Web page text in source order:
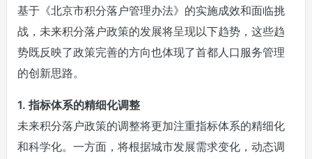
基于《北京市积分落户管理办法》的实施成效和面临挑
战，未来积分落户政策的发展将呈现以下趋势，这些趋
势既反映了政策完善的方向也体现了首都人口服务管理
的创新思路。
1. 指标体系的精细化调整
未来积分落户政策的调整将更加注重指标体系的精细化
和科学化。一方面，将根据城市发展需求变化，动态调